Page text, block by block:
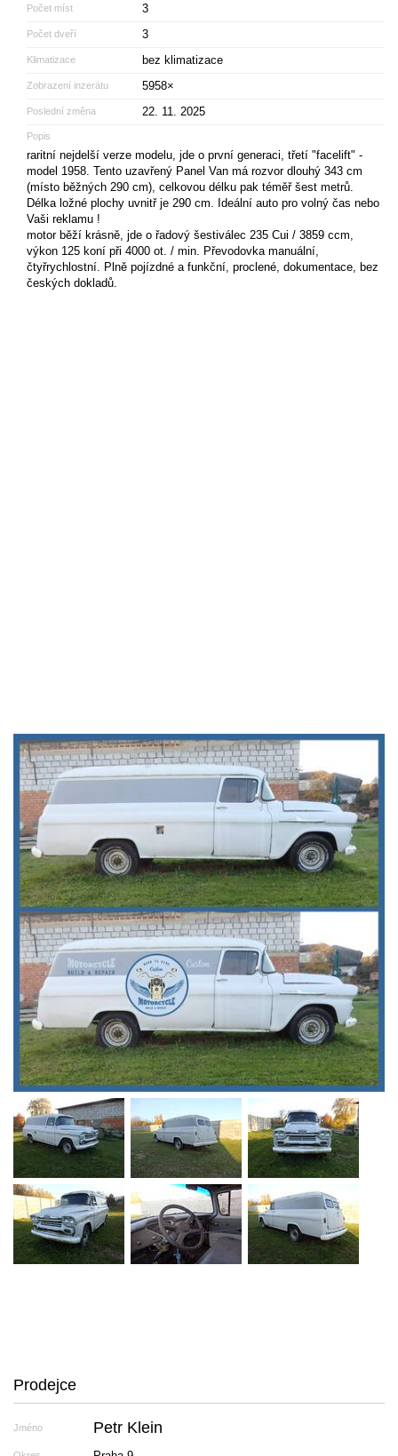
Počet míst 3
Počet dveří 3
Klimatizace bez klimatizace
Zobrazení inzerátu 5958×
Poslední změna 22. 11. 2025
Popis
raritní nejdelší verze modelu, jde o první generaci, třetí "facelift" -
model 1958. Tento uzavřený Panel Van má rozvor dlouhý 343 cm
(místo běžných 290 cm), celkovou délku pak téměř šest metrů.
Délka ložné plochy uvnitř je 290 cm. Ideální auto pro volný čas nebo
Vaši reklamu !
motor běží krásně, jde o řadový šestiválec 235 Cui / 3859 ccm,
výkon 125 koní při 4000 ot. / min. Převodovka manuální,
čtyřrychlostní. Plně pojízdné a funkční, proclené, dokumentace, bez
českých dokladů.
Prodejce
Jméno Petr Klein